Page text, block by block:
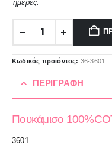
ημέρες.
Κωδικός προϊόντος: 36-3601
ΠΕΡΙΓΡΑΦΉ
Πουκάμισο
3601